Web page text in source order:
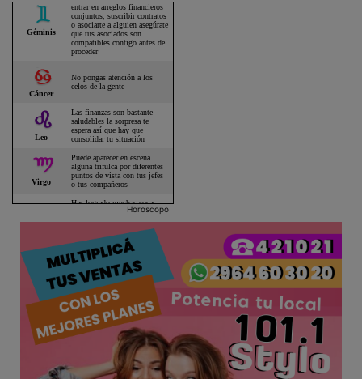
Horoscopo